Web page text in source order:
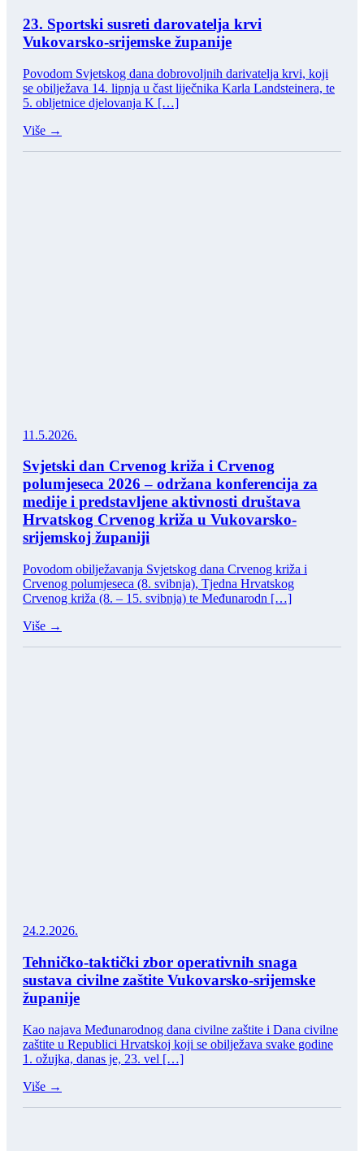
23. Sportski susreti darovatelja krvi
Vukovarsko-srijemske županije
Povodom Svjetskog dana dobrovoljnih darivatelja krvi, koji
se obilježava 14. lipnja u čast liječnika Karla Landsteinera, te
5. obljetnice djelovanja K […]
Više →
11.5.2026.
Svjetski dan Crvenog križa i Crvenog
polumjeseca 2026 – održana konferencija za
medije i predstavljene aktivnosti društava
Hrvatskog Crvenog križa u Vukovarsko-
srijemskoj županiji
Povodom obilježavanja Svjetskog dana Crvenog križa i
Crvenog polumjeseca (8. svibnja), Tjedna Hrvatskog
Crvenog križa (8. – 15. svibnja) te Međunarodn […]
Više →
24.2.2026.
Tehničko-taktički zbor operativnih snaga
sustava civilne zaštite Vukovarsko-srijemske
županije
Kao najava Međunarodnog dana civilne zaštite i Dana civilne
zaštite u Republici Hrvatskoj koji se obilježava svake godine
1. ožujka, danas je, 23. vel […]
Više →